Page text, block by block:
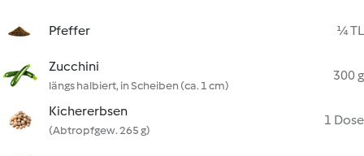
Pfeffer ¼ TL
Zucchini
längs halbiert, in Scheiben (ca. 1 cm)
300 g
Kichererbsen
(Abtropfgew. 265 g)
1 Dose